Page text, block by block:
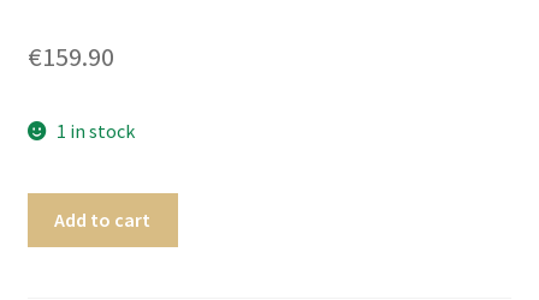
€159.90
1 in stock
Add to cart